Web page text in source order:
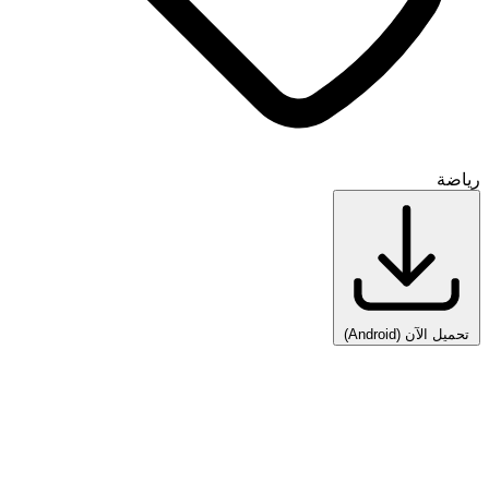
رياضة
تحميل الآن (Android)